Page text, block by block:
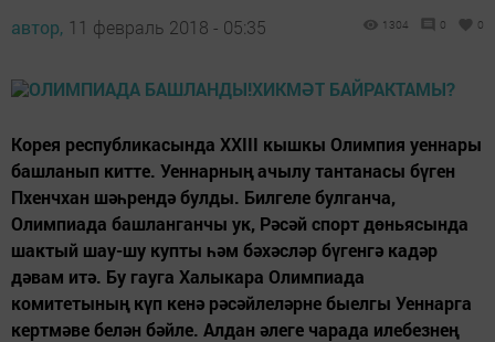
автор, 11 февраль 2018 - 05:35 1304 0 0
Корея республикасында XXIII кышкы Олимпия уеннары
башланып китте. Уеннарның ачылу тантанасы бүген
Пхенчхан шәһрендә булды. Билгеле булганча,
Олимпиада башланганчы ук, Рәсәй спорт дөньясында
шактый шау-шу купты һәм бәхәсләр бүгенгә кадәр
дәвам итә. Бу гауга Халыкара Олимпиада
комитетының күп кенә рәсәйлеләрне быелгы Уеннарга
кертмәве белән бәйле. Алдан әлеге чарада илебезнең